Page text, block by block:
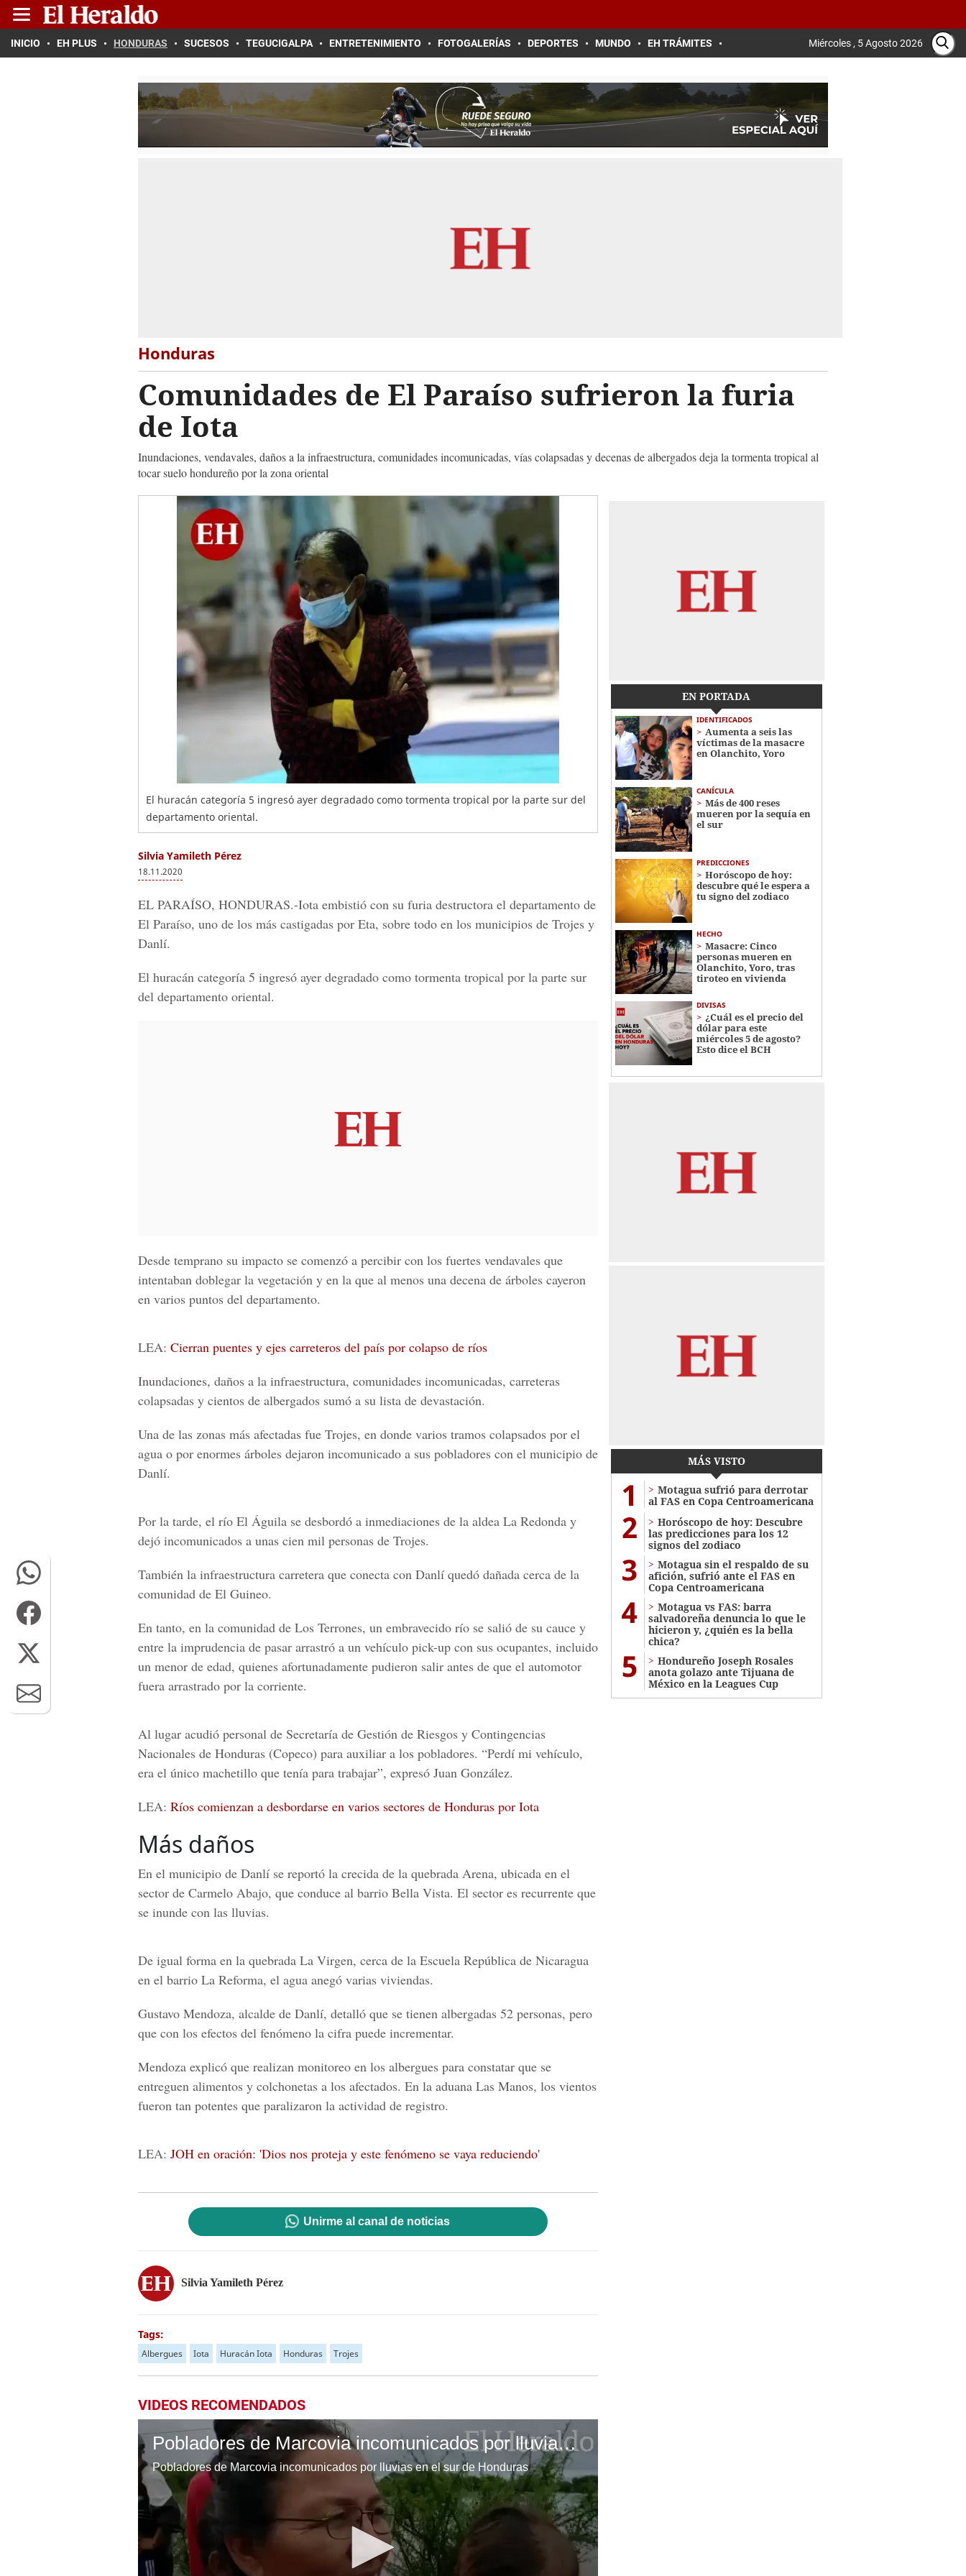
INICIO EH PLUS HONDURAS SUCESOS TEGUCIGALPA ENTRETENIMIENTO FOTOGALERÍAS DEPORTES MUNDO EH TRÁMITES Miércoles , 5 Agosto 2026
Honduras
Comunidades de El Paraíso sufrieron la furia
de Iota
Inundaciones, vendavales, daños a la infraestructura, comunidades incomunicadas, vías colapsadas y decenas de albergados deja la tormenta tropical al
tocar suelo hondureño por la zona oriental
El huracán categoría 5 ingresó ayer degradado como tormenta tropical por la parte sur del
departamento oriental.
Silvia Yamileth Pérez
18.11.2020
EL PARAÍSO, HONDURAS.-Iota embistió con su furia destructora el departamento de
El Paraíso, uno de los más castigadas por Eta, sobre todo en los municipios de Trojes y
Danlí.
El huracán categoría 5 ingresó ayer degradado como tormenta tropical por la parte sur
del departamento oriental.
Desde temprano su impacto se comenzó a percibir con los fuertes vendavales que
intentaban doblegar la vegetación y en la que al menos una decena de árboles cayeron
en varios puntos del departamento.
LEA: Cierran puentes y ejes carreteros del país por colapso de ríos
Inundaciones, daños a la infraestructura, comunidades incomunicadas, carreteras
colapsadas y cientos de albergados sumó a su lista de devastación.
Una de las zonas más afectadas fue Trojes, en donde varios tramos colapsados por el
agua o por enormes árboles dejaron incomunicado a sus pobladores con el municipio de
Danlí.
Por la tarde, el río El Águila se desbordó a inmediaciones de la aldea La Redonda y
dejó incomunicados a unas cien mil personas de Trojes.
También la infraestructura carretera que conecta con Danlí quedó dañada cerca de la
comunidad de El Guineo.
En tanto, en la comunidad de Los Terrones, un embravecido río se salió de su cauce y
entre la imprudencia de pasar arrastró a un vehículo pick-up con sus ocupantes, incluido
un menor de edad, quienes afortunadamente pudieron salir antes de que el automotor
fuera arrastrado por la corriente.
Al lugar acudió personal de Secretaría de Gestión de Riesgos y Contingencias
Nacionales de Honduras (Copeco) para auxiliar a los pobladores. “Perdí mi vehículo,
era el único machetillo que tenía para trabajar”, expresó Juan González.
LEA: Ríos comienzan a desbordarse en varios sectores de Honduras por Iota
Más daños
En el municipio de Danlí se reportó la crecida de la quebrada Arena, ubicada en el
sector de Carmelo Abajo, que conduce al barrio Bella Vista. El sector es recurrente que
se inunde con las lluvias.
De igual forma en la quebrada La Virgen, cerca de la Escuela República de Nicaragua
en el barrio La Reforma, el agua anegó varias viviendas.
Gustavo Mendoza, alcalde de Danlí, detalló que se tienen albergadas 52 personas, pero
que con los efectos del fenómeno la cifra puede incrementar.
Mendoza explicó que realizan monitoreo en los albergues para constatar que se
entreguen alimentos y colchonetas a los afectados. En la aduana Las Manos, los vientos
fueron tan potentes que paralizaron la actividad de registro.
LEA: JOH en oración: 'Dios nos proteja y este fenómeno se vaya reduciendo'
Unirme al canal de noticias
Silvia Yamileth Pérez
Tags:
Albergues Iota Huracán Iota Honduras Trojes
VIDEOS RECOMENDADOS
Pobladores de Marcovia incomunicados por lluvias en el sur de Honduras
Pobladores de Marcovia incomunicados por lluvias en el sur de Honduras
EN PORTADA
IDENTIFICADOS
Aumenta a seis las
víctimas de la masacre
en Olanchito, Yoro
CANÍCULA
Más de 400 reses
mueren por la sequía en
el sur
PREDICCIONES
Horóscopo de hoy:
descubre qué le espera a
tu signo del zodiaco
HECHO
Masacre: Cinco
personas mueren en
Olanchito, Yoro, tras
tiroteo en vivienda
DIVISAS
¿Cuál es el precio del
dólar para este
miércoles 5 de agosto?
Esto dice el BCH
MÁS VISTO
1
Motagua sufrió para derrotar
al FAS en Copa Centroamericana
2
Horóscopo de hoy: Descubre
las predicciones para los 12
signos del zodiaco
3
Motagua sin el respaldo de su
afición, sufrió ante el FAS en
Copa Centroamericana
4
Motagua vs FAS: barra
salvadoreña denuncia lo que le
hicieron y, ¿quién es la bella
chica?
5
Hondureño Joseph Rosales
anota golazo ante Tijuana de
México en la Leagues Cup